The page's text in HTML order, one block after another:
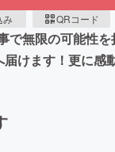
み QRコード
無限の可能性
けます！更に